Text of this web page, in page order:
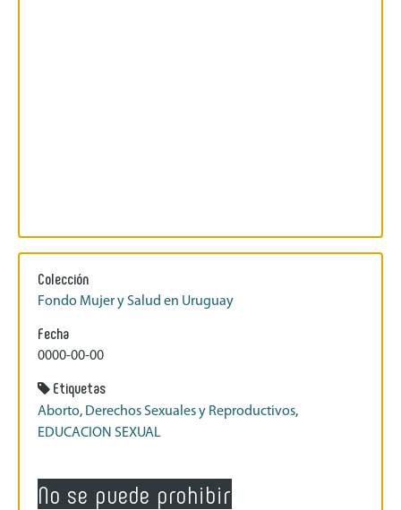
Colección
Fondo Mujer y Salud en Uruguay
Fecha
0000-00-00
Etiquetas
Aborto, Derechos Sexuales y Reproductivos,
EDUCACION SEXUAL
No se puede prohibir